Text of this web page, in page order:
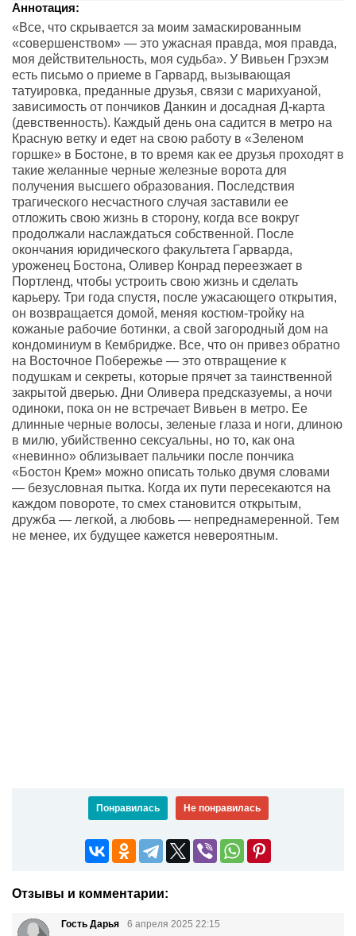
Аннотация:
«Все, что скрывается за моим замаскированным
«совершенством» — это ужасная правда, моя правда,
моя действительность, моя судьба». У Вивьен Грэхэм
есть письмо о приеме в Гарвард, вызывающая
татуировка, преданные друзья, связи с марихуаной,
зависимость от пончиков Данкин и досадная Д-карта
(девственность). Каждый день она садится в метро на
Красную ветку и едет на свою работу в «Зеленом
горшке» в Бостоне, в то время как ее друзья проходят в
такие желанные черные железные ворота для
получения высшего образования. Последствия
трагического несчастного случая заставили ее
отложить свою жизнь в сторону, когда все вокруг
продолжали наслаждаться собственной. После
окончания юридического факультета Гарварда,
уроженец Бостона, Оливер Конрад переезжает в
Портленд, чтобы устроить свою жизнь и сделать
карьеру. Три года спустя, после ужасающего открытия,
он возвращается домой, меняя костюм-тройку на
кожаные рабочие ботинки, а свой загородный дом на
кондоминиум в Кембридже. Все, что он привез обратно
на Восточное Побережье — это отвращение к
подушкам и секреты, которые прячет за таинственной
закрытой дверью. Дни Оливера предсказуемы, а ночи
одиноки, пока он не встречает Вивьен в метро. Ее
длинные черные волосы, зеленые глаза и ноги, длиною
в милю, убийственно сексуальны, но то, как она
«невинно» облизывает пальчики после пончика
«Бостон Крем» можно описать только двумя словами
— безусловная пытка. Когда их пути пересекаются на
каждом повороте, то смех становится открытым,
дружба — легкой, а любовь — непреднамеренной. Тем
не менее, их будущее кажется невероятным.
Понравилась Не понравилась
Отзывы и комментарии:
Гость Дарья 6 апреля 2025 22:15